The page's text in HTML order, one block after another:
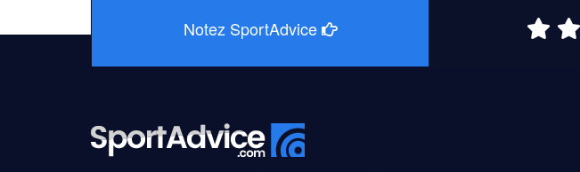
Notez SportAdvice